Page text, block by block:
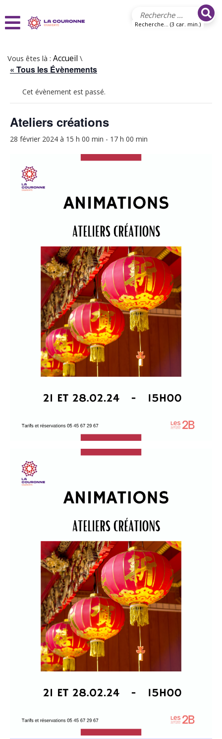
Recherche... (3 car. min.)
Vous êtes là : Accueil \
« Tous les Évènements
Cet évènement est passé.
Ateliers créations
28 février 2024 à 15 h 00 min - 17 h 00 min